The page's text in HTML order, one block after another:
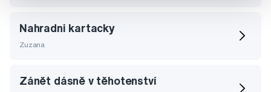
Nahradni kartacky
Zuzana
Zánět dásně v těhotenství